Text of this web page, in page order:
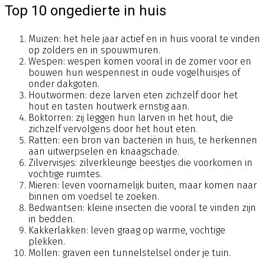
Top 10 ongedierte in huis
Muizen: het hele jaar actief en in huis vooral te vinden
op zolders en in spouwmuren.
Wespen: wespen komen vooral in de zomer voor en
bouwen hun wespennest in oude vogelhuisjes of
onder dakgoten.
Houtwormen: deze larven eten zichzelf door het
hout en tasten houtwerk ernstig aan.
Boktorren: zij leggen hun larven in het hout, die
zichzelf vervolgens door het hout eten.
Ratten: een bron van bacteriën in huis, te herkennen
aan uitwerpselen en knaagschade.
Zilvervisjes: zilverkleurige beestjes die voorkomen in
vochtige ruimtes.
Mieren: leven voornamelijk buiten, maar komen naar
binnen om voedsel te zoeken.
Bedwantsen: kleine insecten die vooral te vinden zijn
in bedden.
Kakkerlakken: leven graag op warme, vochtige
plekken.
Mollen: graven een tunnelstelsel onder je tuin.